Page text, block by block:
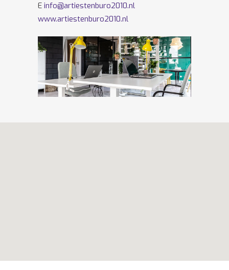
E info@artiestenburo2010.nl
www.artiestenburo2010.nl
Volg ons ook opFacebookenTwitter